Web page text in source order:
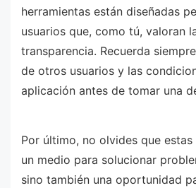
herramientas están diseñadas
usuarios que, como tú, valoran
transparencia. Recuerda
de otros usuarios y las
aplicación antes de tomar una
Por último, no olvides que
un medio para solucionar
sino también una oportunidad